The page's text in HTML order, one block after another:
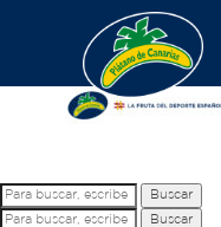
la-fruta-
Buscar
Buscar